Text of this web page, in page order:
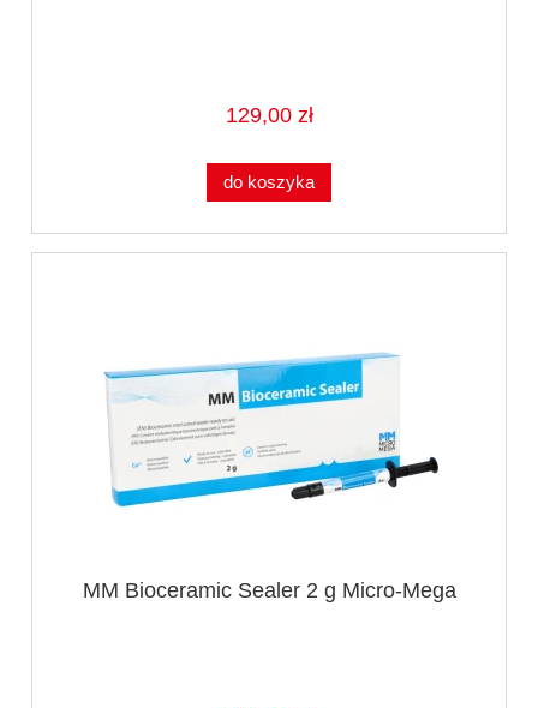
129,00 zł
do koszyka
MM Bioceramic Sealer 2 g Micro-Mega